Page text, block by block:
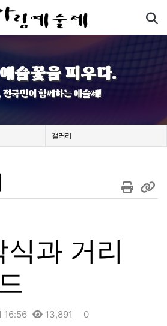
술꽃을 피우다.
전국민이 함께하는 예술제!
갤러리
식과 거리
16:56 13,891 0